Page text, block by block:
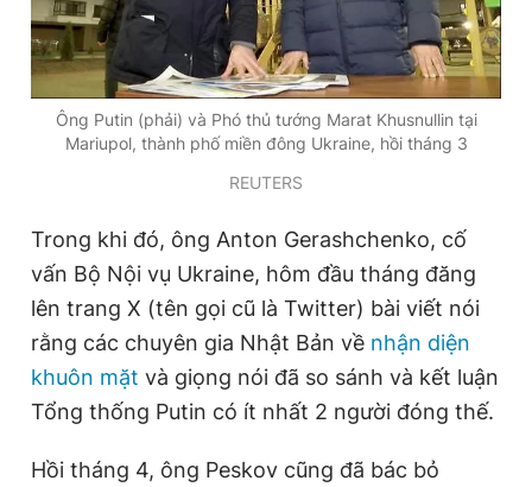
Ông Putin (phải) và Phó thủ tướng Marat Khusnullin tại
Mariupol, thành phố miền đông Ukraine, hồi tháng 3
REUTERS
Trong khi đó, ông Anton Gerashchenko, cố
vấn Bộ Nội vụ Ukraine, hôm đầu tháng đăng
lên trang X (tên gọi cũ là Twitter) bài viết nói
rằng các chuyên gia Nhật Bản về nhận diện
khuôn mặt và giọng nói đã so sánh và kết luận
Tổng thống Putin có ít nhất 2 người đóng thế.
Hồi tháng 4, ông Peskov cũng đã bác bỏ